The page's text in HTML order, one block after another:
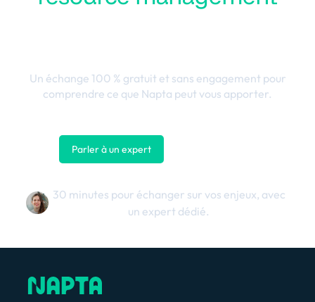
Un échange 100 % gratuit et sans engagement pour
comprendre ce que Napta peut vous apporter.
Parler à un expert
30 minutes pour échanger sur vos enjeux, avec
un expert dédié.